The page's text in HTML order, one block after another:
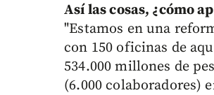
Así las cosas, ¿cómo
"Estamos en una
con 150 oficinas de
534.000 millones de
(6.000 colaboradores)